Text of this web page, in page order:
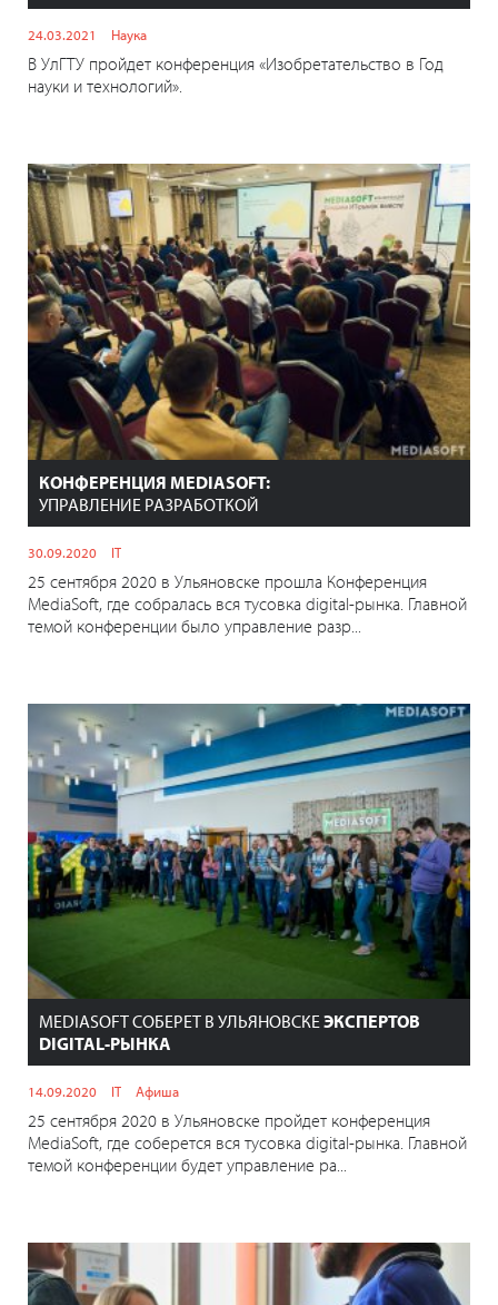
24.03.2021 Наука
В УлГТУ пройдет конференция «Изобретательство в Год
науки и технологий».
КОНФЕРЕНЦИЯ MEDIASOFT:
УПРАВЛЕНИЕ РАЗРАБОТКОЙ
30.09.2020 IT
25 сентября 2020 в Ульяновске прошла Конференция
MediaSoft, где собралась вся тусовка digital-рынка. Главной
темой конференции было управление разр...
MEDIASOFT СОБЕРЕТ В УЛЬЯНОВСКЕЭКСПЕРТОВ
DIGITAL-РЫНКА
14.09.2020 IT Афиша
25 сентября 2020 в Ульяновске пройдет конференция
MediaSoft, где соберется вся тусовка digital-рынка. Главной
темой конференции будет управление ра...